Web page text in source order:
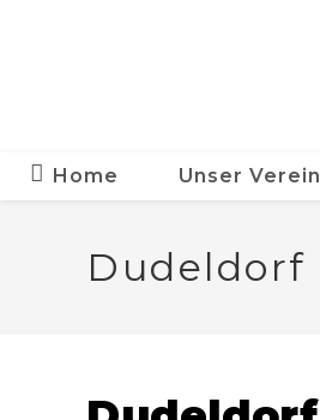
Home Unser Verein
Dudeldorf